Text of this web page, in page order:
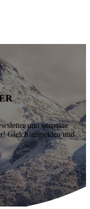
und verpasse
Gleich anmelden und